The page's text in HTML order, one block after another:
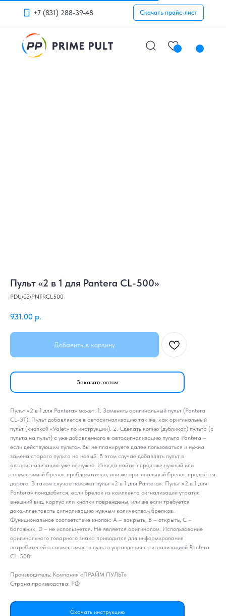
+7 (831) 288-39-48 Скачать прайс-лист
Пульт «2 в 1 для Pantera CL-500»
PDU/02/PNTRCL500
931.00 р.
Добавить в корзину
Заказать оптом
Пульт «2 в 1 для Pantera» может: 1. Заменить оригинальный пульт (Pantera
CL-3T). Пульт добавляется в автосигнализацию так же, как оригинальный
пульт (кнопкой «Valet» по инструкции). 2. Сделать копию (дубликат) пульта (с
пульта на пульт) с уже добавленного в автосигнализацию пульта Pantera –
если действующим пультом Вы не планируете далее пользоваться и нужна
замена старого пульта на новый. В этом случае добавлять пульт в
автосигнализацию уже не нужно. Иногда найти в продаже нужный или
совместимый брелок проблематично, или же оригинальный брелок продаётся
дорого. В таком случае поможет пульт «2 в 1 для Pantera». Пульт «2 в 1 для
Pantera» понадобится, если брелок из комплекта сигнализации утратил
внешний вид, корпус или кнопки повреждены, или же если требуется
докомплектовать сигнализацию нужным количеством брелков.
Функциональное соответствие кнопок: A – закрыть, B – открыть, C –
багажник, D – не используется. Не является оригиналом. Использование
оригинального товарного знака приводится для информирования
потребителей о совместимости пульта управления с сигнализацией Pantera
CL-500.
Производитель: Компания «ПРАЙМ ПУЛЬТ»
Страна производства: РФ
Скачать инструкцию